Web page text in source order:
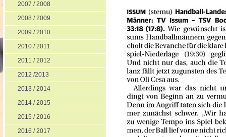
2007 / 2008
2008 / 2009
2009 / 2010
2010 / 2011
2011 / 2012
2012 /2013
2013 / 2014
2014 / 2015
2015 / 2016
2016 / 2017